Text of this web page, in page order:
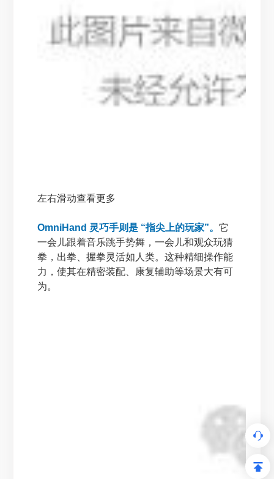
左右滑动查看更多
OmniHand 灵巧手则是 “指尖上的玩家”。它
一会儿跟着音乐跳手势舞，一会儿和观众玩猜
拳，出拳、握拳灵活如人类。这种精细操作能
力，使其在精密装配、康复辅助等场景大有可
为。